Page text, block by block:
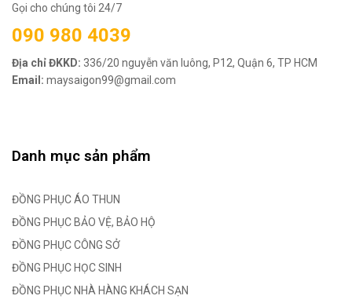
Gọi cho chúng tôi 24/7
090 980 4039
Địa chỉ ĐKKD: 336/20 nguyễn văn luông, P12, Quận 6, TP HCM
Email: maysaigon99@gmail.com
Danh mục sản phẩm
ĐỒNG PHỤC ÁO THUN
ĐỒNG PHỤC BẢO VỆ, BẢO HỘ
ĐỒNG PHỤC CÔNG SỞ
ĐỒNG PHỤC HỌC SINH
ĐỒNG PHỤC NHÀ HÀNG KHÁCH SẠN